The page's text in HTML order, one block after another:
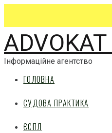
Інформаційне агентство
ГОЛОВНА
СУДОВА ПРАКТИКА
ЄСПЛ